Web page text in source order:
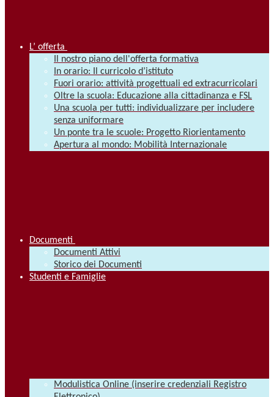
L’ offerta
Il nostro piano dell'offerta formativa
In orario: Il curricolo d’istituto
Fuori orario: attività progettuali ed extracurricolari
Oltre la scuola: Educazione alla cittadinanza e FSL
Una scuola per tutti: individualizzare per includere
senza uniformare
Un ponte tra le scuole: Progetto Riorientamento
Apertura al mondo: Mobilità Internazionale
Documenti
Documenti Attivi
Storico dei Documenti
Studenti e Famiglie
Modulistica Online (inserire credenziali Registro